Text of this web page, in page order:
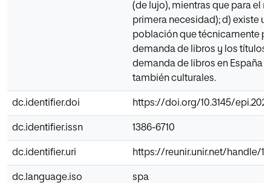
(de lujo), mientras que para el
primera necesidad); d) existe
población que técnicamente
demanda de libros y los títulos
demanda de libros en España
también culturales.
dc.identifier.doi https://doi.org/10.3145/
dc.identifier.issn 1386-6710
dc.identifier.uri https://reunir.unir.net/handle/
dc.language.iso spa